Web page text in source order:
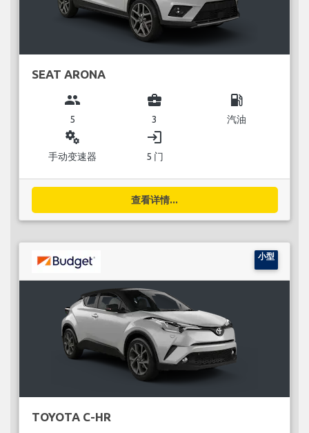
SEAT ARONA
group
5
business_center
3
local_gas_station
汽油
miscellaneous_services
手动变速器
login
5 门
查看详情...
小型
TOYOTA C-HR